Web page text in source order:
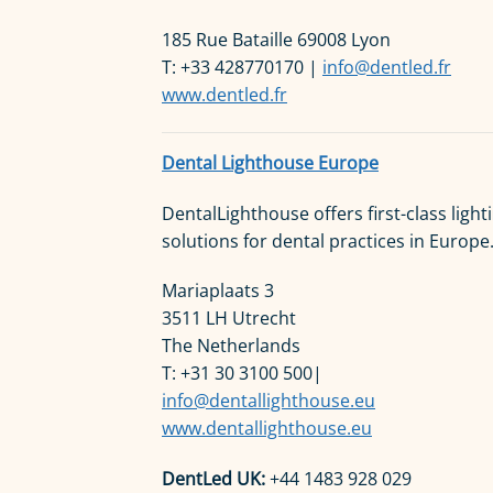
185 Rue Bataille 69008 Lyon
T: +33 428770170 | info@dentled.fr
www.dentled.fr
Dental Lighthouse Europe
DentalLighthouse offers first-class
solutions for dental practices in Europe.
Mariaplaats 3
3511 LH Utrecht
The Netherlands
T: +31 30 3100 500|
info@dentallighthouse.eu
www.dentallighthouse.eu
DentLed UK:+44 1483 928 029